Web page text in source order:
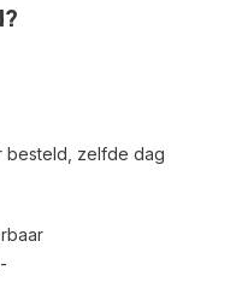
besteld, zelfde dag